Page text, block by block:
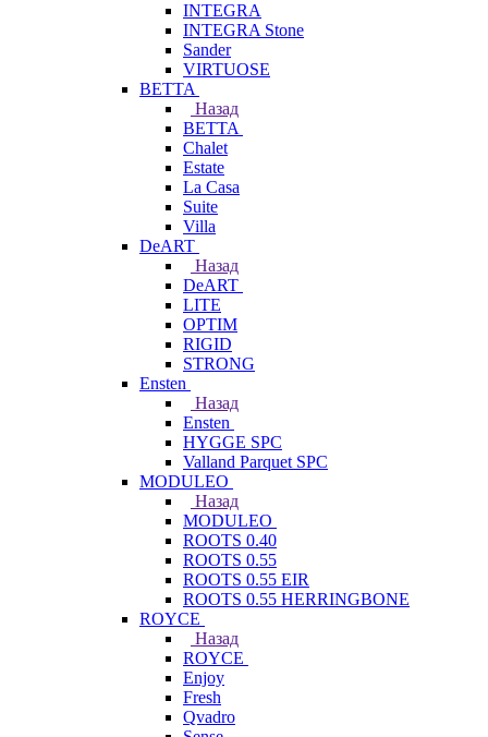
INTEGRA
INTEGRA Stone
Sander
VIRTUOSE
BETTA
Назад
BETTA
Chalet
Estate
La Casa
Suite
Villa
DeART
Назад
DeART
LITE
OPTIM
RIGID
STRONG
Ensten
Назад
Ensten
HYGGE SPC
Valland Parquet SPC
MODULEO
Назад
MODULEO
ROOTS 0.40
ROOTS 0.55
ROOTS 0.55 EIR
ROOTS 0.55 HERRINGBONE
ROYCE
Назад
ROYCE
Enjoy
Fresh
Qvadro